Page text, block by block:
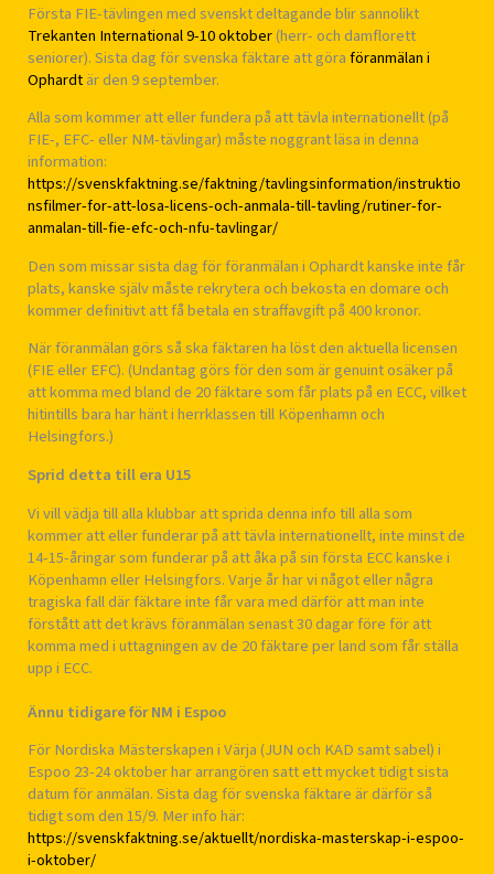
Första FIE-tävlingen med svenskt deltagande blir sannolikt
Trekanten International 9-10 oktober(herr- och damflorett
seniorer). Sista dag för svenska fäktare att göraföranmälan i
Ophardtär den 9 september.
Alla som kommer att eller fundera på att tävla internationellt (på
FIE-, EFC- eller NM-tävlingar) måste noggrant läsa in denna
information:
https://svenskfaktning.se/faktning/tavlingsinformation/instruktio
nsfilmer-for-att-losa-licens-och-anmala-till-tavling/rutiner-for-
anmalan-till-fie-efc-och-nfu-tavlingar/
Den som missar sista dag för föranmälan i Ophardt kanske inte får
plats, kanske själv måste rekrytera och bekosta en domare och
kommer definitivt att få betala en straffavgift på 400 kronor.
När föranmälan görs så ska fäktaren ha löst den aktuella licensen
(FIE eller EFC). (Undantag görs för den som är genuint osäker på
att komma med bland de 20 fäktare som får plats på en ECC, vilket
hitintills bara har hänt i herrklassen till Köpenhamn och
Helsingfors.)
Sprid detta till era U15
Vi vill vädja till alla klubbar att sprida denna info till alla som
kommer att eller funderar på att tävla internationellt, inte minst de
14-15-åringar som funderar på att åka på sin första ECC kanske i
Köpenhamn eller Helsingfors. Varje år har vi något eller några
tragiska fall där fäktare inte får vara med därför att man inte
förstått att det krävs föranmälan senast 30 dagar före för att
komma med i uttagningen av de 20 fäktare per land som får ställa
upp i ECC.
Ännu tidigare för NM i Espoo
För Nordiska Mästerskapen i Värja (JUN och KAD samt sabel) i
Espoo 23-24 oktober har arrangören satt ett mycket tidigt sista
datum för anmälan. Sista dag för svenska fäktare är därför så
tidigt som den 15/9. Mer info här:
https://svenskfaktning.se/aktuellt/nordiska-masterskap-i-espoo-
i-oktober/